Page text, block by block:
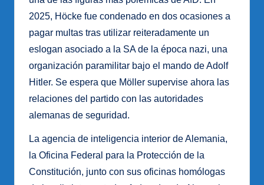
2025, Höcke fue condenado en dos ocasiones a
pagar multas tras utilizar reiteradamente un
eslogan asociado a la SA de la época nazi, una
organización paramilitar bajo el mando de Adolf
Hitler. Se espera que Möller supervise ahora las
relaciones del partido con las autoridades
alemanas de seguridad.
La agencia de inteligencia interior de Alemania,
la Oficina Federal para la Protección de la
Constitución, junto con sus oficinas homólogas